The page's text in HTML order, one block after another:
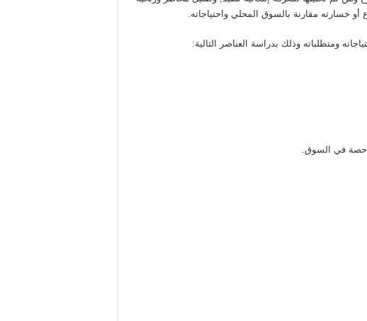
خسارته مقارنة بالسوق المحلي واحتياجاته.
ومتطلباته وذلك بدراسة العناصر التالية:
حصة في السوق.